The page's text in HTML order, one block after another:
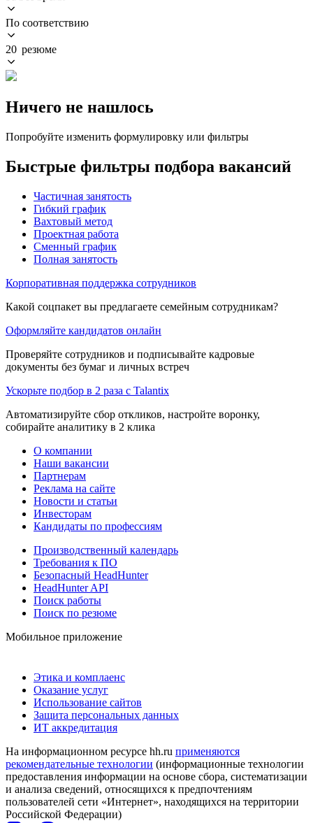
По соответствию
20 резюме
Ничего не нашлось
Попробуйте изменить формулировку или фильтры
Быстрые фильтры подбора вакансий
Частичная занятость
Гибкий график
Вахтовый метод
Проектная работа
Сменный график
Полная занятость
Корпоративная поддержка сотрудников
Какой соцпакет вы предлагаете семейным сотрудникам?
Оформляйте кандидатов онлайн
Проверяйте сотрудников и подписывайте кадровые
документы без бумаг и личных встреч
Ускорьте подбор в 2 раза с Talantix
Автоматизируйте сбор откликов, настройте воронку,
собирайте аналитику в 2 клика
О компании
Наши вакансии
Партнерам
Реклама на сайте
Новости и статьи
Инвесторам
Кандидаты по профессиям
Производственный календарь
Требования к ПО
Безопасный HeadHunter
HeadHunter API
Поиск работы
Поиск по резюме
Мобильное приложение
Этика и комплаенс
Оказание услуг
Использование сайтов
Защита персональных данных
ИТ аккредитация
На информационном ресурсе hh.ru применяются
рекомендательные технологии (информационные технологии
предоставления информации на основе сбора, систематизации
и анализа сведений, относящихся к предпочтениям
пользователей сети «Интернет», находящихся на территории
Российской Федерации)